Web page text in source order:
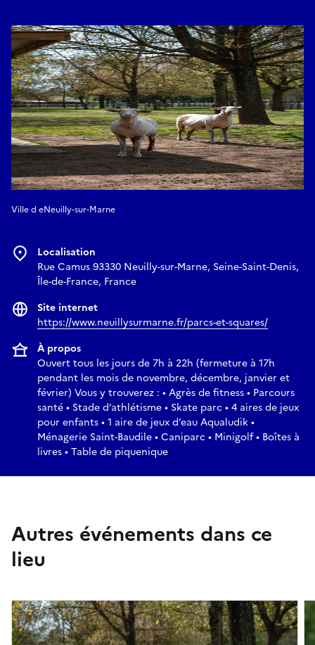
Ville d eNeuilly-sur-Marne
Localisation
Rue Camus 93330 Neuilly-sur-Marne, Seine-Saint-Denis,
Île-de-France, France
Site internet
https://www.neuillysurmarne.fr/parcs-et-squares/
À propos
Ouvert tous les jours de 7h à 22h (fermeture à 17h
pendant les mois de novembre, décembre, janvier et
février) Vous y trouverez : • Agrès de fitness • Parcours
santé • Stade d’athlétisme • Skate parc • 4 aires de jeux
pour enfants • 1 aire de jeux d’eau Aqualudik •
Ménagerie Saint-Baudile • Caniparc • Minigolf • Boîtes à
livres • Table de piquenique
Autres événements dans ce
lieu